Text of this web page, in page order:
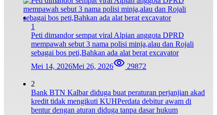
1
Peti dimandor sempat viral Alpian anggota DPRD
mempawah sebut 3 nama polisi minja,alau dan Rojali
sebagai bos peti,Bahkan ada alat berat excavator
Mei 14, 2026Mei 26, 2026 29872
2
Bank BTN Kalbar diduga buat peraturan perjanjian akad
kredit tidak mengikuti KUHPerdata debitur awam di
bentur dengan aturan diduga tanpa dasar hukum